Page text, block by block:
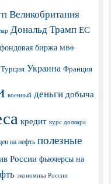
Великобритания
Дональд Трамп ЕС
биржа МВФ
Турция Украина Франция
военный деньги добыча
кредит курс доллара
на нефть полезные
России фьючерсы на
экономика России